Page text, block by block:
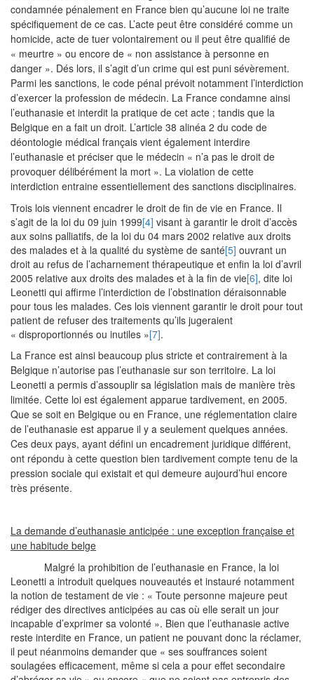
condamnée pénalement en France bien qu’aucune loi ne traite
spécifiquement de ce cas. L’acte peut être considéré comme un
homicide, acte de tuer volontairement ou il peut être qualifié de
« meurtre » ou encore de « non assistance à personne en
danger ». Dés lors, il s’agit d’un crime qui est puni sévèrement.
Parmi les sanctions, le code pénal prévoit notamment l’interdiction
d’exercer la profession de médecin. La France condamne ainsi
l’euthanasie et interdit la pratique de cet acte ; tandis que la
Belgique en a fait un droit. L’article 38 alinéa 2 du code de
déontologie médical français vient également interdire
l’euthanasie et préciser que le médecin « n’a pas le droit de
provoquer délibérément la mort ». La violation de cette
interdiction entraine essentiellement des sanctions disciplinaires.
Trois lois viennent encadrer le droit de fin de vie en France. Il
s’agit de la loi du 09 juin 1999[4] visant à garantir le droit d’accès
aux soins palliatifs, de la loi du 04 mars 2002 relative aux droits
des malades et à la qualité du système de santé[5] ouvrant un
droit au refus de l’acharnement thérapeutique et enfin la loi d’avril
2005 relative aux droits des malades et à la fin de vie[6], dite loi
Leonetti qui affirme l’interdiction de l’obstination déraisonnable
pour tous les malades. Ces lois viennent garantir le droit pour tout
patient de refuser des traitements qu’ils jugeraient
« disproportionnés ou inutiles »[7].
La France est ainsi beaucoup plus stricte et contrairement à la
Belgique n’autorise pas l’euthanasie sur son territoire. La loi
Leonetti a permis d’assouplir sa législation mais de manière très
limitée. Cette loi est également apparue tardivement, en 2005.
Que se soit en Belgique ou en France, une réglementation claire
de l’euthanasie est apparue il y a seulement quelques années.
Ces deux pays, ayant défini un encadrement juridique différent,
ont répondu à cette question bien tardivement compte tenu de la
pression sociale qui existait et qui demeure aujourd’hui encore
très présente.
La demande d’euthanasie anticipée : une exception française et
une habitude belge
Malgré la prohibition de l’euthanasie en France, la loi
Leonetti a introduit quelques nouveautés et instauré notamment
la notion de testament de vie : « Toute personne majeure peut
rédiger des directives anticipées au cas où elle serait un jour
incapable d’exprimer sa volonté ». Bien que l’euthanasie active
reste interdite en France, un patient ne pouvant donc la réclamer,
il peut néanmoins demander que « ses souffrances soient
soulagées efficacement, même si cela a pour effet secondaire